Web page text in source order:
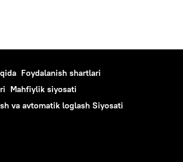
Foydalanish shartlari
Mahfiylik siyosati
va avtomatik loglash Siyosati